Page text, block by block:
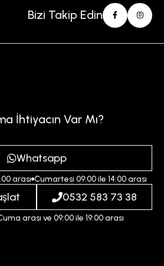
Bizi Takip Edin
İhtiyacın Var Mı?
Whatsapp
arası Cumartesi 09:00 ile 14:00 arası
0532 583 73 38
arası ve 09:00 ile 19:00 arası